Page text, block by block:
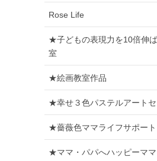
Rose Life
★子どもの表現力を10倍伸
室
★絵画教室作品
★幸せ３色パステルアート
★薔薇色ママライフサポート
★ママ・パパへハッピーマ